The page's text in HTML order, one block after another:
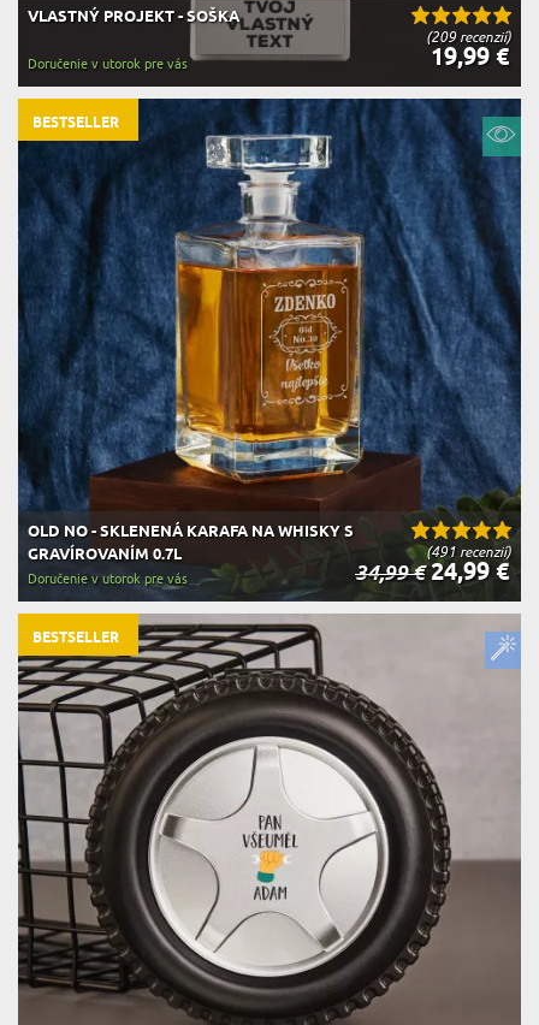
(209 recenzií)
VLASTNÝ PROJEKT - SOŠKA
19,99 €
Doručenie v utorok pre vás
(491 recenzií)
OLD NO - SKLENENÁ KARAFA NA WHISKY S
GRAVÍROVANÍM 0.7L
34,99 €24,99 €
Doručenie v utorok pre vás
BESTSELLER
BESTSELLER